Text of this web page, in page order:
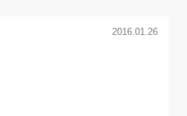
第
員・社会から支持される「ウェルビー
大久保一彦の“流行る”お店の仕組みづく
あなただからお願いしたいと
デキル社員に育てる！ 社員
中国哲学に学ぶ 不
令和時代の「社長の
先人の名句名言の教
渡部昇一の「日本の
経営に活かす“十八史
おのこ
(50)
デジタ
リーダ
ワイン
2016.01.26